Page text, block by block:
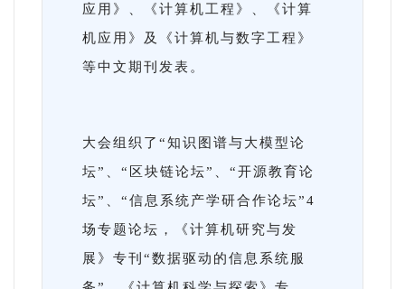
应用》、《计算机工程》、《计算
机应用》及《计算机与数字工程》
等中文期刊发表。
大会组织了“知识图谱与大模型论
坛”、“区块链论坛”、“开源教育论
坛”、“信息系统产学研合作论坛”4
场专题论坛，《计算机研究与发
展》专刊“数据驱动的信息系统服